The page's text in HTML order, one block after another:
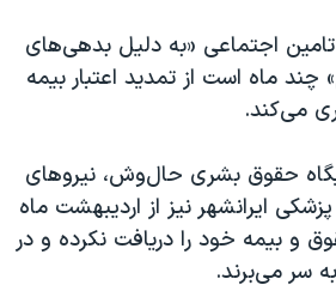
تامین اجتماعی «به دلیل بدهی‌های
ماه است از تمدید اعتبار بیمه
می‌کند.
حقوق بشری حال‌وش، نیروهای
ایرانشهر نیز از اردیبهشت ماه
و بیمه خود را دریافت نکرده و در
سر می‌برند.